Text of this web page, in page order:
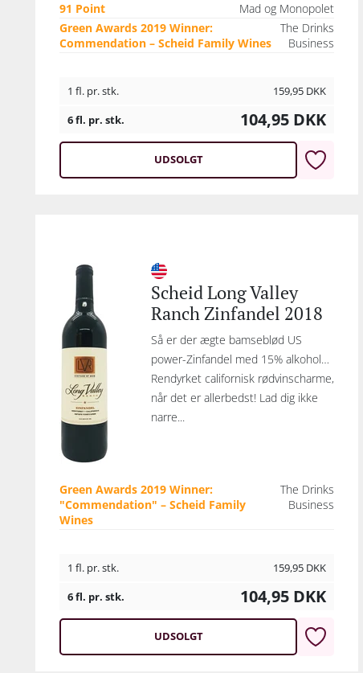
91 Point
Mad og Monopolet
Green Awards 2019 Winner:
Commendation – Scheid Family Wines
The Drinks
Business
1 fl. pr. stk. 159,95 DKK
6 fl. pr. stk.
104,95 DKK
UDSOLGT
Scheid Long Valley
Ranch Zinfandel 2018
Så er der ægte bamseblød US
power-Zinfandel med 15% alkohol…
Rendyrket californisk rødvinscharme,
når det er allerbedst! Lad dig ikke
narre...
Green Awards 2019 Winner:
"Commendation" – Scheid Family
Wines
The Drinks
Business
1 fl. pr. stk. 159,95 DKK
6 fl. pr. stk.
104,95 DKK
UDSOLGT